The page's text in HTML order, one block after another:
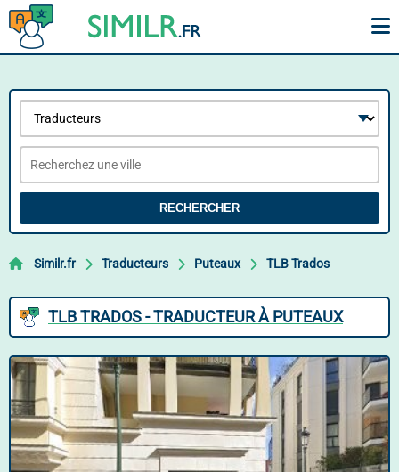
RECHERCHER
Similr.fr Traducteurs Puteaux TLB Trados
TLB TRADOS - TRADUCTEUR À PUTEAUX